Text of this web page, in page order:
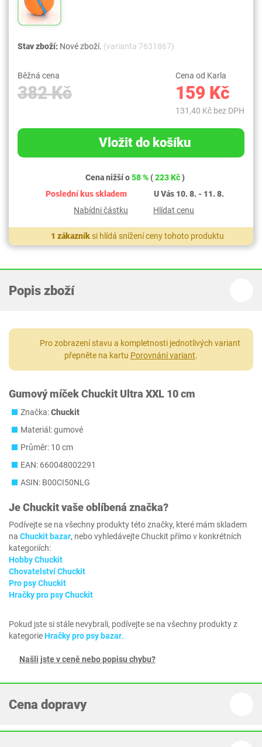
Stav zboží: Nové zboží. (varianta 7631867)
Běžná cena
382 Kč
Cena od Karla
159 Kč
131,40 Kč bez DPH
Vložit do košíku
Cena nižší o58 %(223 Kč)
Poslední kus skladem
U Vás 10. 8. - 11. 8.
Nabídni částku
Hlídat cenu
1 zákazník si hlídá snížení ceny tohoto produktu
Popis zboží
Pro zobrazení stavu a kompletnosti jednotlivých variant
přepněte na kartu Porovnání variant.
Gumový míček Chuckit Ultra XXL 10 cm
Značka:Chuckit
Materiál: gumové
Průměr: 10 cm
EAN: 660048002291
ASIN: B00CI50NLG
JeChuckitvaše oblíbená značka?
Podívejte se na všechny produkty této značky, které mám skladem
na Chuckit bazar, nebo vyhledávejte Chuckit přímo v konkrétních
kategoriích:
Hobby Chuckit
Chovatelství Chuckit
Pro psy Chuckit
Hračky pro psy Chuckit
Pokud jste si stále nevybrali, podívejte se na všechny produkty z
kategorieHračky pro psy bazar.
Našli jste v ceně nebo popisu chybu?
Cena dopravy